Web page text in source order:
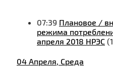
07:39 Плановое /
режима
апреля 2018 НРЭС
04 Апреля, Среда